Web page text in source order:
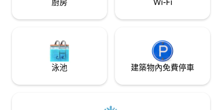
廚房 Wi-Fi
泳池 建築物內免費停車